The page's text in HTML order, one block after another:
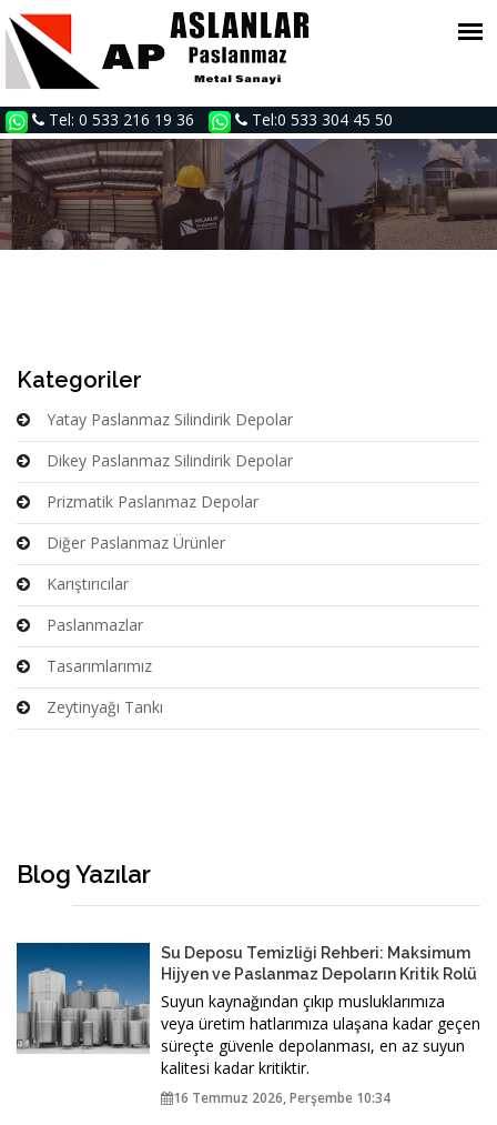
Tel: 0 533 216 19 36 Tel:0 533 304 45 50
Kategoriler
Yatay Paslanmaz Silindirik Depolar
Dikey Paslanmaz Silindirik Depolar
Prizmatik Paslanmaz Depolar
Diğer Paslanmaz Ürünler
Karıştırıcılar
Paslanmazlar
Tasarımlarımız
Zeytinyağı Tankı
Blog Yazılar
Su Deposu Temizliği Rehberi: Maksimum
Hijyen ve Paslanmaz Depoların Kritik Rolü
Suyun kaynağından çıkıp musluklarımıza
veya üretim hatlarımıza ulaşana kadar geçen
süreçte güvenle depolanması, en az suyun
kalitesi kadar kritiktir.
16 Temmuz 2026, Perşembe 10:34